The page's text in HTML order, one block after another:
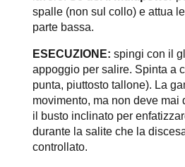
spalle (non sul collo) e attua
parte bassa.
ESECUZIONE: spingi con il
appoggio per salire. Spinta a
punta, piuttosto tallone). La
movimento, ma non deve mai
il busto inclinato per
durante la salite che la
controllato.